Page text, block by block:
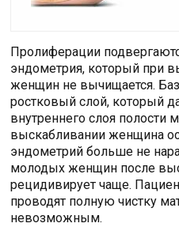
Пролиферации
эндометрия, который при
женщин не вычищается.
ростковый слой, который
внутреннего слоя полости
выскабливании женщина
эндометрий больше не
молодых женщин после
рецидивирует чаще.
проводят полную чистку
невозможным.